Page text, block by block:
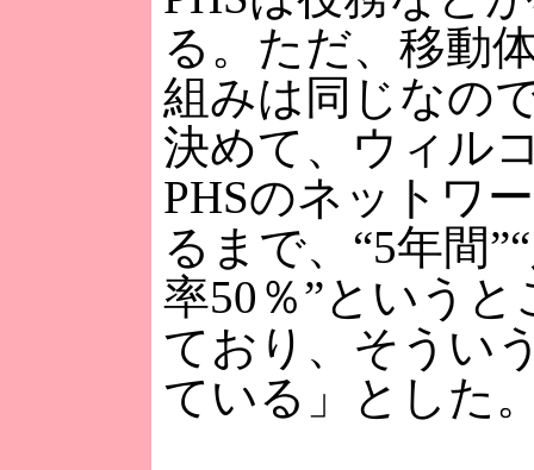
る。ただ、移動
組みは同じなの
決めて、ウィル
PHSのネットワ
るまで、“5年間
率50％”という
ており、そうい
ている」とした